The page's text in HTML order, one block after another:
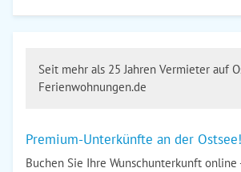
Seit mehr als 25 Jahren Vermieter auf
Ferienwohnungen.de
Premium-Unterkünfte an der Ostsee!
Buchen Sie Ihre Wunschunterkunft online